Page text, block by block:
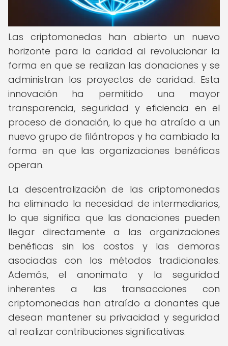
Las criptomonedas han abierto un nuevo
horizonte para la caridad al revolucionar la
forma en que se realizan las donaciones y se
administran los proyectos de caridad. Esta
innovación ha permitido una mayor
transparencia, seguridad y eficiencia en el
proceso de donación, lo que ha atraído a un
nuevo grupo de filántropos y ha cambiado la
forma en que las organizaciones benéficas
operan.
La descentralización de las criptomonedas
ha eliminado la necesidad de intermediarios,
lo que significa que las donaciones pueden
llegar directamente a las organizaciones
benéficas sin los costos y las demoras
asociadas con los métodos tradicionales.
Además, el anonimato y la seguridad
inherentes a las transacciones con
criptomonedas han atraído a donantes que
desean mantener su privacidad y seguridad
al realizar contribuciones significativas.